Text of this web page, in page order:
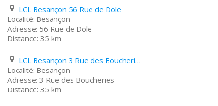
LCL Besançon 56 Rue de Dole
Besançon
56 Rue de Dole
35 km
LCL Besançon 3 Rue des Boucheries
Besançon
3 Rue des Boucheries
35 km